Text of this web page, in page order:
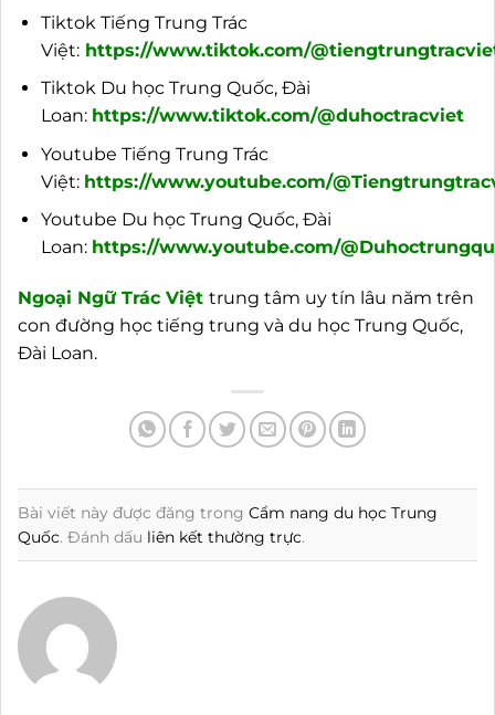
Tiktok Tiếng Trung Trác
Việt: https://www.tiktok.com/
Tiktok Du học Trung Quốc, Đài
Loan: https://www.tiktok.com/@duhoctracviet
Youtube Tiếng Trung Trác
Việt: https://www.youtube.com/
Youtube Du học Trung Quốc, Đài
Loan: https://www.youtube.com/
Ngoại Ngữ Trác Việt trung tâm uy tín lâu năm trên
con đường học tiếng trung và du học Trung Quốc,
Đài Loan.
Bài viết này được đăng trong Cẩm nang du học Trung
Quốc. Đánh dấu liên kết thường trực.